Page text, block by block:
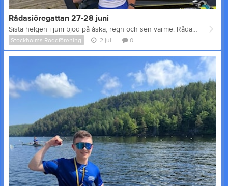
Rådasiöregattan 27-28 juni
Sista helgen i juni bjöd på åska, regn och sen värme. Rådasiöregattan fick starta en dryg timme efter utsatt tid lördagen den 27 juni på grund av åskoväder över Mölndal och Göterborgsområdet. Sen kom värmen, den bidrog till ganska stilla vatten på Rådasjön. 12 roddare Stockholms roddförening hade 12 stycken roddare med på tävlingarna och deltog i lopp från 250 meter till 6000 meter. Följande roddare tävlade: Johnjohn Nevado, Maximilian Maorin, Hannah Jalmsell, Lucia Jollon, Christina Axson Johnson, Ylva Klingefjord, Edith Lesage, Catharina Malmfors, Karolina Wichman, Jacinta Waak, Jan Berglund och Mikael Borgh. Mikael Borgh och Ylva Klingefjord gjorde en sen anmälan till Rådasiörunt och det var spännande att se vem av våra mest erfarna roddare, Janne Berglund och Micke Borgh, som skulle knipa bronsmedaljen. Janne gick i mål 2 sekunder före dubbeln och fick även i år en medalj i det 6 km långa loppet. Resultat Bilden visar Christina Axson Johnson efter det att hon tagit guld på Damer Senior 1x 2000 meter med tiden 8:20.63. Även flera av våra andra deltagare hamnade på prispallen under den här regattan och du kan se alla resultat via den här länken: resultat Rådasiöregattan Tack Ett stort tack till arrangörer, domare, funktionärer, roddare som bjöd på tufft motstånd och alla andra som gjorde den här helgen möjlig.
Stockholms Roddförening 2 jul 0